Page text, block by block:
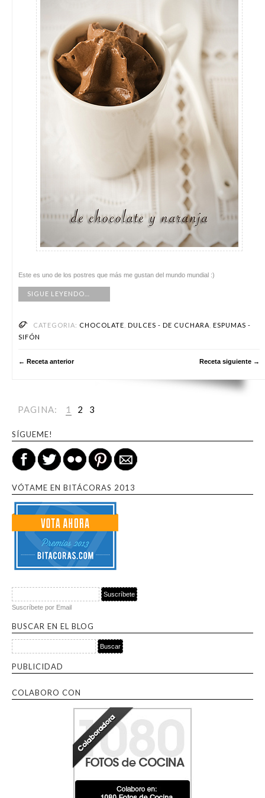
Este es uno de los postres que más me gustan del mundo mundial :)
SIGUE LEYENDO…
CATEGORIA: CHOCOLATE DULCES - DE CUCHARA ESPUMAS -
SIFÓN
← Receta anterior Receta siguiente →
PAGINA: 1 2 3
SÍGUEME!
VÓTAME EN BITÁCORAS 2013
Suscríbete por Email
BUSCAR EN EL BLOG
Buscar por:
PUBLICIDAD
COLABORO CON